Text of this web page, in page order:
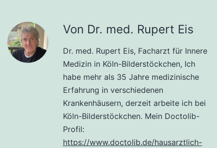
Von Dr. med. Rupert Eis
Dr. med. Rupert Eis, Facharzt für Innere
Medizin in Köln-Bilderstöckchen, Ich
habe mehr als 35 Jahre medizinische
Erfahrung in verschiedenen
Krankenhäusern, derzeit arbeite ich bei
Köln-Bilderstöckchen. Mein Doctolib-
Profil:
https://www.doctolib.de/hausarztlich-